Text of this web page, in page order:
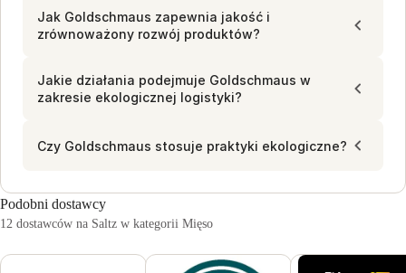
Jak Goldschmaus zapewnia jakość i
zrównoważony rozwój produktów?
Jakie działania podejmuje Goldschmaus w
zakresie ekologicznej logistyki?
Czy Goldschmaus stosuje praktyki ekologiczne?
Podobni dostawcy
12 dostawców na Saltz w kategorii Mięso